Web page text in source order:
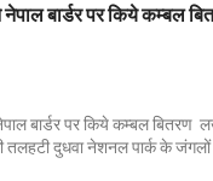
बार्डर पर किये कम्बल
बार्डर पर किये कम्बल बितरण
तलहटी दुधवा नेशनल पार्क के